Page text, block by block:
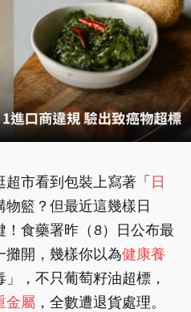
市看到包裝上寫著「 日
物籃？但最近這幾樣日
食藥署昨（8）日公布最
攤開，幾樣你以為健康養
，不只葡萄籽油超標，
金屬 ，全數遭退貨處理。